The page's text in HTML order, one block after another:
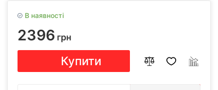
В наявності
2396 грн
Купити